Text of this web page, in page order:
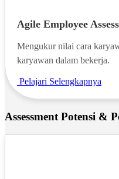
Agile Employee
Mengukur nilai cara
karyawan dalam bekerja.
Pelajari Selengkapnya
Assessment Potensi &